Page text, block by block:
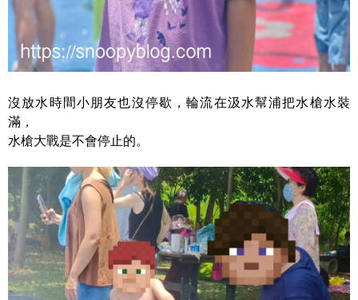
沒放水時間小朋友也沒停歇，輪流在汲水幫浦把水槍水裝
滿，
水槍大戰是不會停止的。